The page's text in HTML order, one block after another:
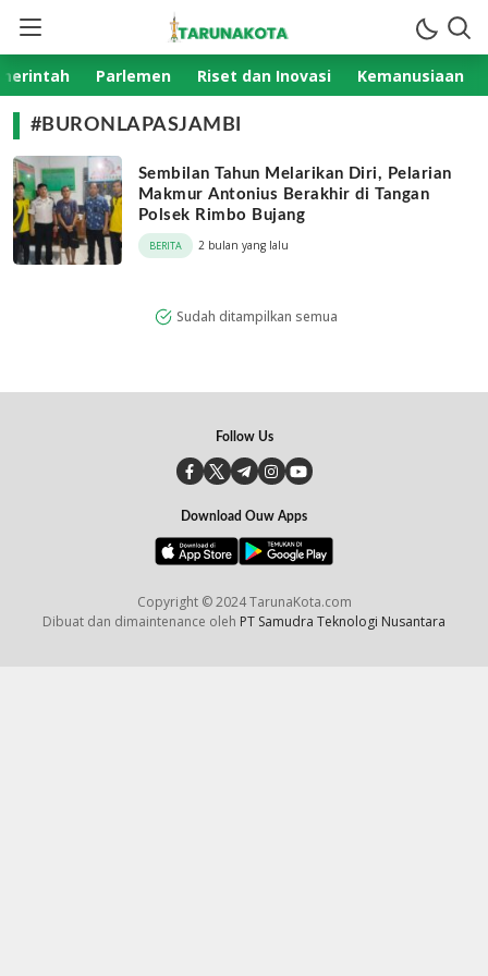
TarunaKota.com
Aktual Terpercaya
Parlemen Riset dan Inovasi Kemanusiaan
#BURONLAPASJAMBI
Sembilan Tahun Melarikan Diri, Pelarian
Makmur Antonius Berakhir di Tangan
Polsek Rimbo Bujang
BERITA 2 bulan yang lalu
Sudah ditampilkan semua
Follow Us
Download Ouw Apps
Copyright © 2024 TarunaKota.com
Dibuat dan dimaintenance oleh PT Samudra Teknologi Nusantara